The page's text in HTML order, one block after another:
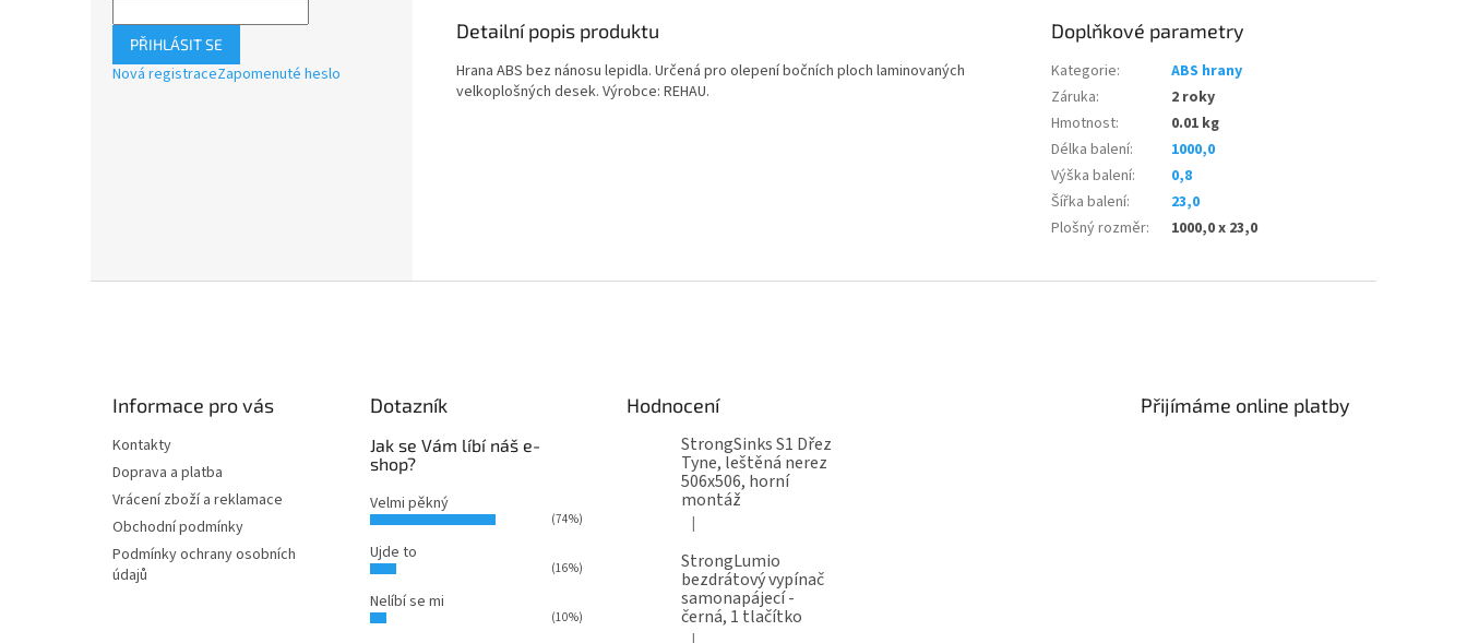
PŘIHLÁSIT SE
Nová registraceZapomenuté heslo
Detailní popis produktu
Hrana ABS bez nánosu lepidla. Určená pro olepení bočních ploch laminovaných
velkoplošných desek. Výrobce: REHAU.
Doplňkové parametry
Kategorie:
ABS hrany
Záruka:
2 roky
Hmotnost:
0.01 kg
Délka balení:
1000,0
Výška balení:
0,8
Šířka balení:
23,0
Plošný rozměr: 1000,0 x 23,0
Informace pro vás
Kontakty
Doprava a platba
Vrácení zboží a reklamace
Obchodní podmínky
Podmínky ochrany osobních
údajů
Dotazník
Jak se Vám líbí náš e-
shop?
Velmi pěkný
(74%)
Ujde to
(16%)
Nelíbí se mi
(10%)
Hodnocení
StrongSinks S1 Dřez
Tyne, leštěná nerez
506x506, horní
montáž
Hodnocení produktu je 5 z 5 hvězdiček.
|
StrongLumio
bezdrátový vypínač
samonapájecí -
černá, 1 tlačítko
Přijímáme online platby